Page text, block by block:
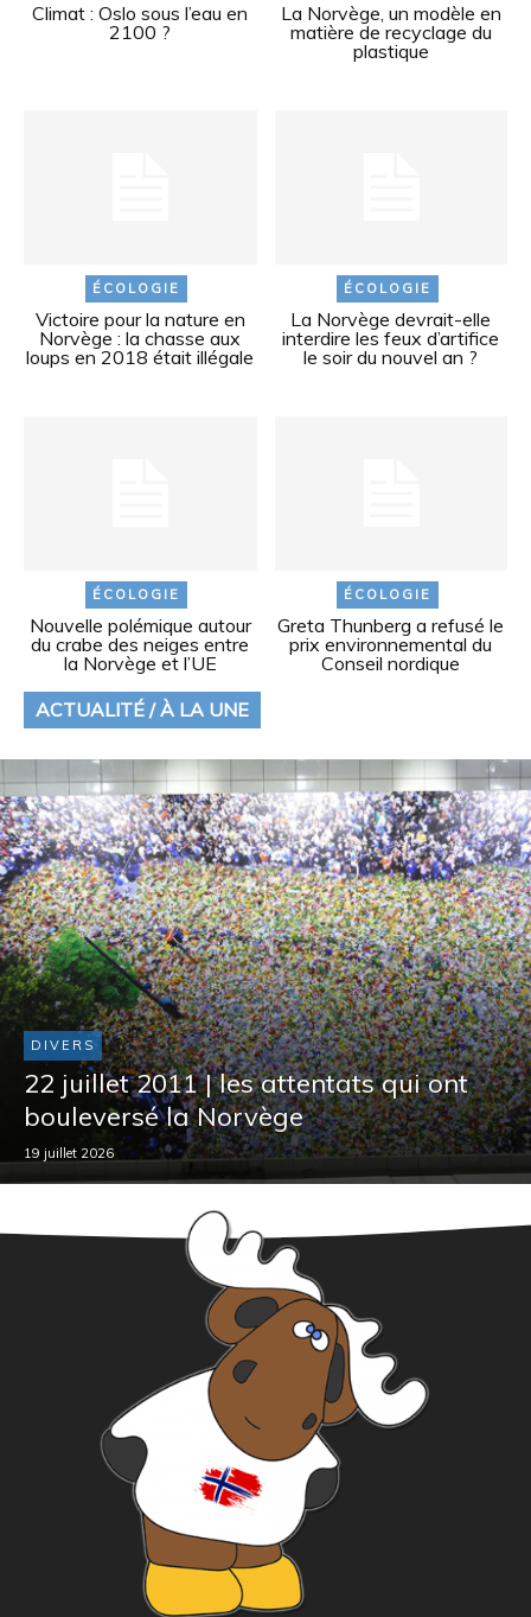
Climat : Oslo sous l’eau en
2100 ?
La Norvège, un modèle en
matière de recyclage du
plastique
ÉCOLOGIE
Victoire pour la nature en
Norvège : la chasse aux
loups en 2018 était illégale
ÉCOLOGIE
La Norvège devrait-elle
interdire les feux d’artifice
le soir du nouvel an ?
ÉCOLOGIE
Nouvelle polémique autour
du crabe des neiges entre
la Norvège et l’UE
ÉCOLOGIE
Greta Thunberg a refusé le
prix environnemental du
Conseil nordique
ACTUALITÉ / À LA UNE
DIVERS
22 juillet 2011 | les attentats qui ont
bouleversé la Norvège
19 juillet 2026